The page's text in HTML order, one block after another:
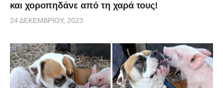
και χοροπηδάνε από τη χαρά τους!
24 ΔΕΚΕΜΒΡΊΟΥ, 2023